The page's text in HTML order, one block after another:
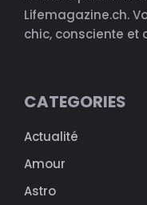
Lifemagazine.ch.
chic, consciente et
CATEGORIES
Actualité
Amour
Astro